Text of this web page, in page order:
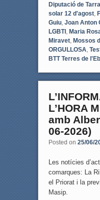
Diputació de
solar 12 d'agost,
Guiu, Joan Anton
LGBTI, Maria
Miravet, Mossos
ORGULLOSA
BTT Terres de
L’HORA
amb
06-2026)
Posted on 25/06/
Les notícies
comarques: La
el Priorat i la
Masip.